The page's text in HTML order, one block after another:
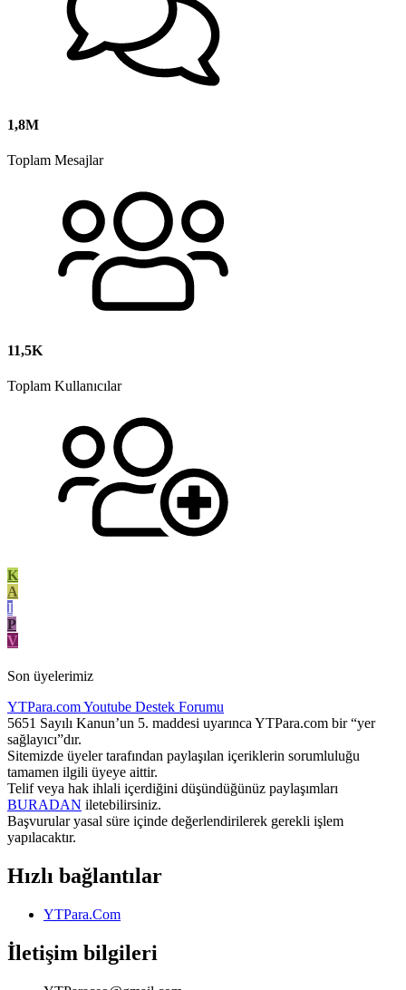
1,8M
Toplam Mesajlar
11,5K
Toplam Kullanıcılar
K
A
I
P
V
Son üyelerimiz
YTPara.comYoutube Destek Forumu
5651 Sayılı Kanun’un 5. maddesi uyarınca YTPara.com bir “yer
sağlayıcı”dır.
Sitemizde üyeler tarafından paylaşılan içeriklerin sorumluluğu
tamamen ilgili üyeye aittir.
Telif veya hak ihlali içerdiğini düşündüğünüz paylaşımları
BURADAN iletebilirsiniz.
Başvurular yasal süre içinde değerlendirilerek gerekli işlem
yapılacaktır.
Hızlı bağlantılar
YTPara.Com
İletişim bilgileri